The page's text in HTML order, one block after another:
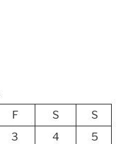
F S
S
3 4
5